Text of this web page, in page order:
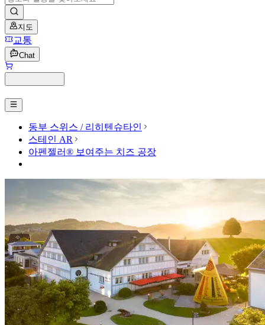
지도
교통
Chat
동부 스위스 / 리히텐슈타인
스테인 AR
아펜젤러® 보여주는 치즈 공장